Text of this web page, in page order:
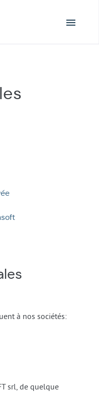
à nos sociétés:
srl, de quelque